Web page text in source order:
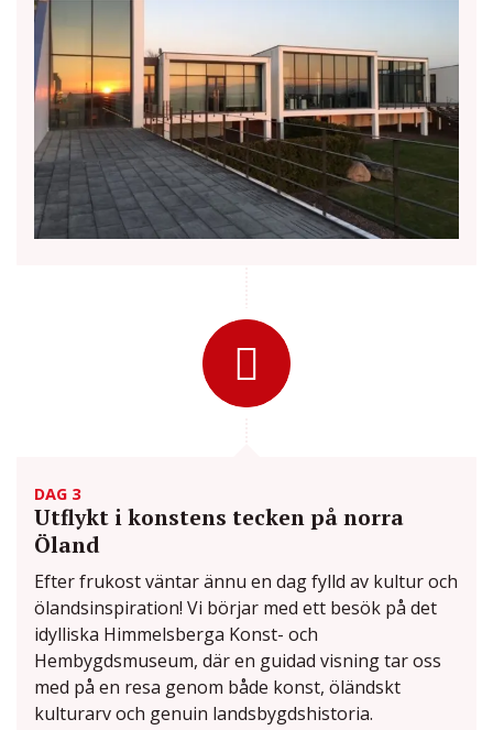
DAG 3
Utflykt i konstens tecken på norra
Öland
Efter frukost väntar ännu en dag fylld av kultur och
ölandsinspiration! Vi börjar med ett besök på det
idylliska Himmelsberga Konst- och
Hembygdsmuseum, där en guidad visning tar oss
med på en resa genom både konst, öländskt
kulturarv och genuin landsbygdshistoria.